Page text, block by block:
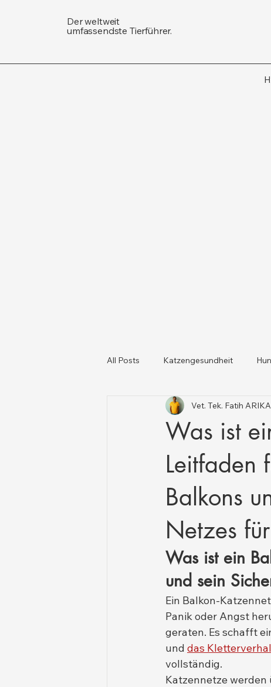
Der weltweit
umfassendste Tierführer.
All Posts Katzengesundheit
Katzen und Hunde
Was ist
Leitfaden
Balkons
Netzes
Vet. Tek. Fatih
Was ist ein
und sein
Ein Balkon-
Panik oder Angst
geraten. Es schafft
und das
vollständig.
Katzennetze